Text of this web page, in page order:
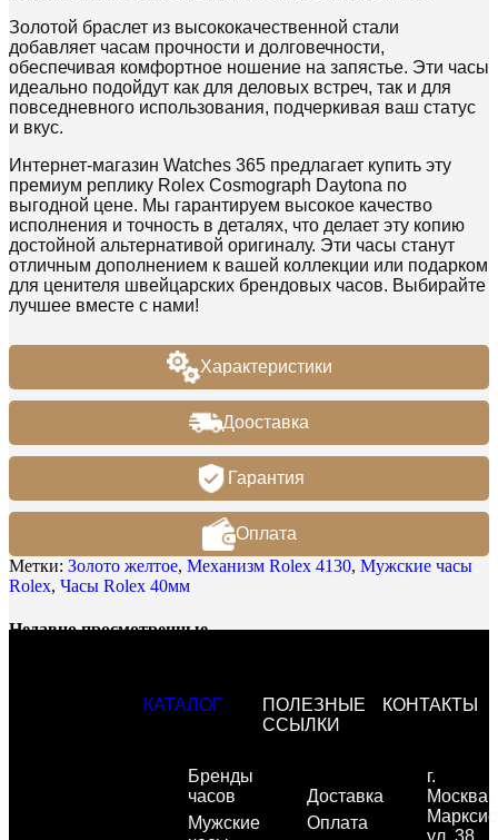
Характеристики
Дооставка
Гарантия
Оплата
Золотой браслет из высококачественной стали
добавляет часам прочности и долговечности,
обеспечивая комфортное ношение на запястье. Эти часы
идеально подойдут как для деловых встреч, так и для
повседневного использования, подчеркивая ваш статус
и вкус.
Интернет-магазин Watches 365 предлагает купить эту
премиум реплику Rolex Cosmograph Daytona по
выгодной цене. Мы гарантируем высокое качество
исполнения и точность в деталях, что делает эту копию
достойной альтернативой оригиналу. Эти часы станут
отличным дополнением к вашей коллекции или подарком
для ценителя швейцарских брендовых часов. Выбирайте
лучшее вместе с нами!
Метки: Золото желтое, Механизм Rolex 4130, Мужские часы
Rolex, Часы Rolex 40мм
Недавно просмотренные
КАТАЛОГ
Бренды
часов
Мужские
ПОЛЕЗНЫЕ
ССЫЛКИ
Доставка
Оплата
КОНТАКТЫ
г.
Москва,
ул. 38